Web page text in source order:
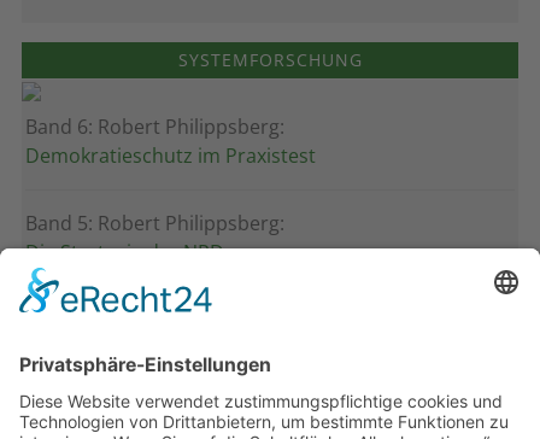
SYSTEMFORSCHUNG
Band 6: Robert Philippsberg:
Demokratieschutz im Praxistest
Band 5: Robert Philippsberg:
Die Strategie der NPD
Band 4: Uwe Wagschal (Hg.):
Band 3: Katharina Ober